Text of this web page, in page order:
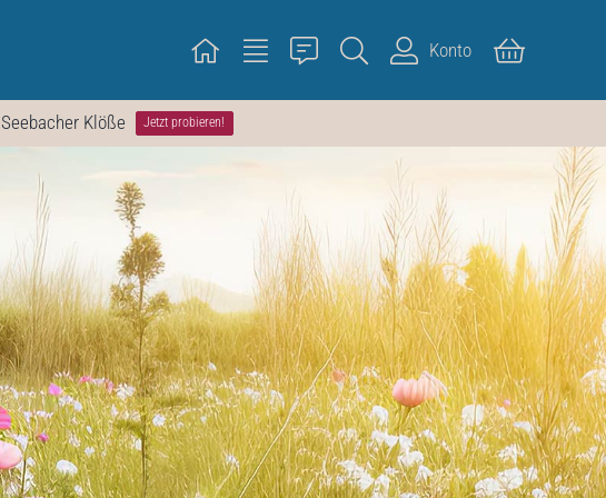
Konto
Seebacher Klöße Jetzt probieren!